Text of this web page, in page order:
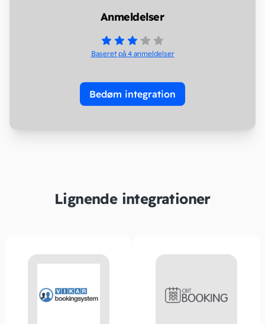
Anmeldelser
Baseret på 4anmeldelser
Bedøm integration
Lignende integrationer